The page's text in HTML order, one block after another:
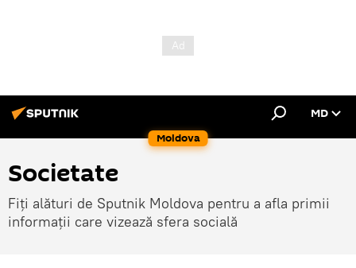
Moldova
MD
Societate
Fiți alături de Sputnik Moldova pentru a afla primii
informații care vizează sfera socială